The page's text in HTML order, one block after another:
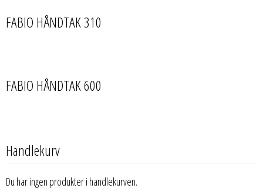
FABIO HÅNDTAK 310
FABIO HÅNDTAK 600
Handlekurv
Du har ingen produkter i handlekurven.